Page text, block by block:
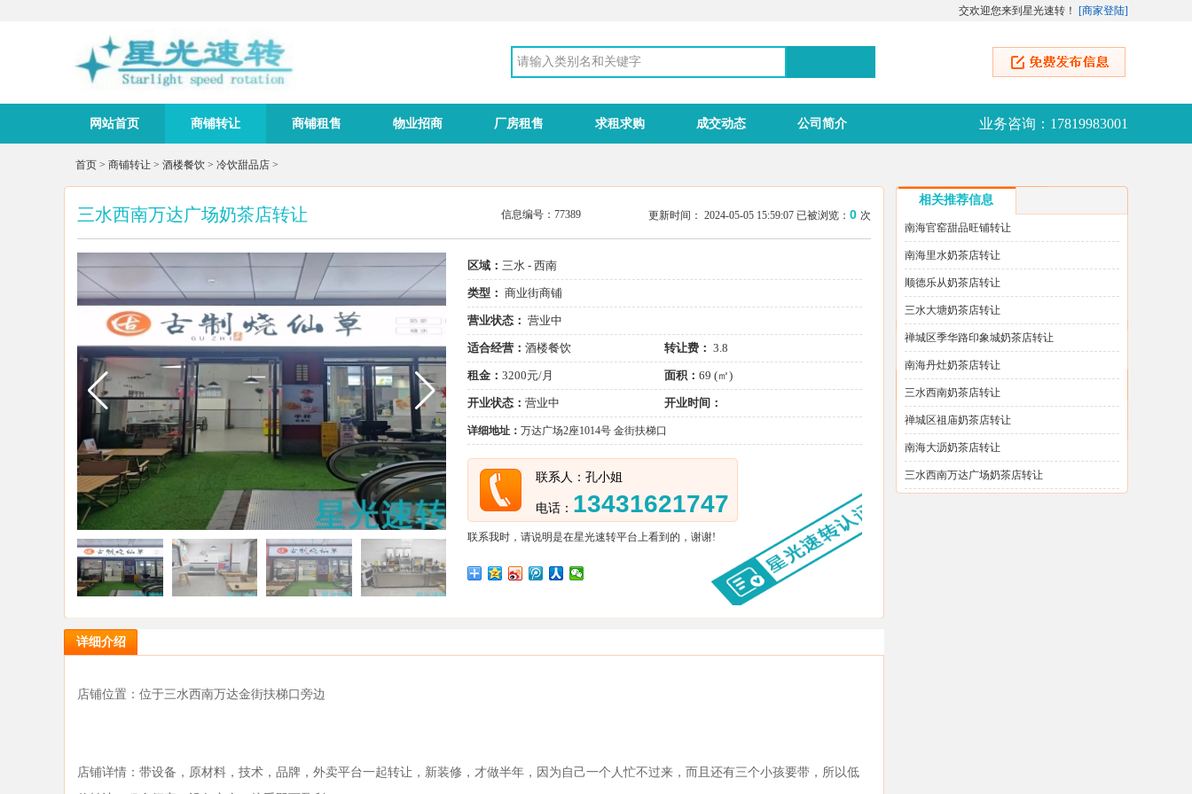
交欢迎您来到星光速转！ [商家登陆]
网站首页 商铺转让 商铺租售 物业招商 厂房租售 求租求购 成交动态 公司简介 业务咨询：17819983001
首页> 商铺转让> 酒楼餐饮> 冷饮甜品店>
三水西南万达广场奶茶店转让 信息编号：77389 更新时间： 2024-05-05 15:59:07 已被浏览： 0 次
区域： 三水 - 西南
类型： 商业街商铺
营业状态： 营业中
适合经营： 酒楼餐饮 转让费： 3.8
租金： 3200元/月 面积： 69 (㎡)
开业状态： 营业中 开业时间：
详细地址： 万达广场2座1014号 金街扶梯口
联系人：孔小姐
电话： 13431621747
联系我时，请说明是在星光速转平台上看到的，谢谢!
详细介绍
店铺位置：位于三水西南万达金街扶梯口旁边
店铺详情：带设备，原材料，技术，品牌，外卖平台一起转让，新装修，才做半年，因为自己一个人忙不过来，而且还有三个小孩要带，所以低
相关推荐信息
南海官窑甜品旺铺转让
南海里水奶茶店转让
顺德乐从奶茶店转让
三水大塘奶茶店转让
禅城区季华路印象城奶茶店转让
南海丹灶奶茶店转让
三水西南奶茶店转让
禅城区祖庙奶茶店转让
南海大沥奶茶店转让
三水西南万达广场奶茶店转让